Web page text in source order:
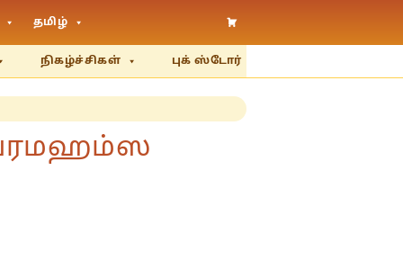
தமிழ்
நிகழ்ச்சிகள் புக் ஸ்டோர்
பரமஹம்ஸ